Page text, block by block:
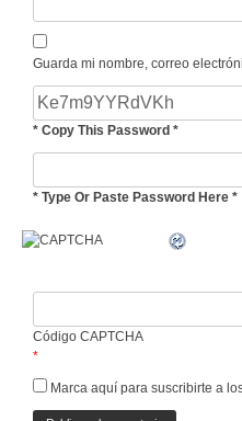
Guarda mi nombre, correo
* Copy This Password *
* Type Or Paste Password Here *
Código CAPTCHA
*
Marca aquí para suscribirte a